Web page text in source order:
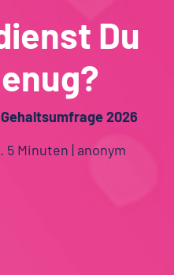
Schweiz
Überblick über alle
Stellen.
Du
2026
5 Minuten | anonym